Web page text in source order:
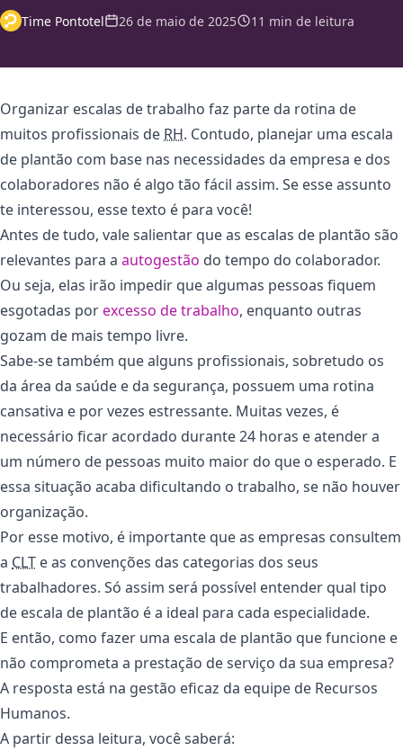
Time Pontotel 26 de maio de 2025 11 min de leitura
Organizar escalas de trabalho faz parte da rotina de
muitos profissionais de RH. Contudo, planejar uma escala
de plantão com base nas necessidades da empresa e dos
colaboradores não é algo tão fácil assim. Se esse assunto
te interessou, esse texto é para você!
Antes de tudo, vale salientar que as escalas de plantão são
relevantes para a autogestão do tempo do colaborador.
Ou seja, elas irão impedir que algumas pessoas fiquem
esgotadas porexcesso de trabalho, enquanto outras
gozam de mais tempo livre.
Sabe-se também que alguns profissionais, sobretudo os
da área da saúde e da segurança, possuem uma rotina
cansativa e por vezes estressante. Muitas vezes, é
necessário ficar acordado durante 24 horas e atender a
um número de pessoas muito maior do que o esperado. E
essa situação acaba dificultando o trabalho, se não houver
organização.
Por esse motivo, é importante que as empresas consultem
a CLT e as convenções das categorias dos seus
trabalhadores. Só assim será possível entender qual tipo
de escala de plantão é a ideal para cada especialidade.
E então, como fazer uma escala de plantão que funcione e
não comprometa a prestação de serviço da sua empresa?
A resposta está na gestão eficaz da equipe de Recursos
Humanos.
A partir dessa leitura, você saberá: